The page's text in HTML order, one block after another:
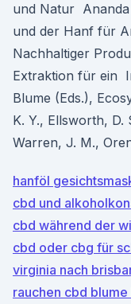
und Natur Ananda
und der Hanf für
Nachhaltiger
Extraktion für ein
Blume (Eds.),
K. Y., Ellsworth, D.
Warren, J. M.,
hanföl
cbd und
cbd während der
cbd oder cbg für
virginia nach
rauchen cbd blume